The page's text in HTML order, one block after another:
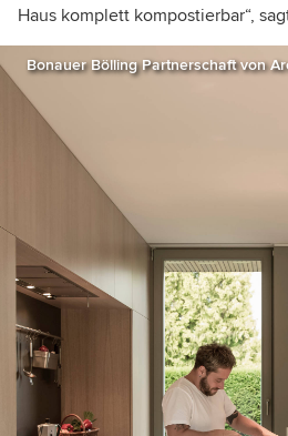
Haus komplett kompostierbar“,
Bonauer Bölling Partnerschaft von